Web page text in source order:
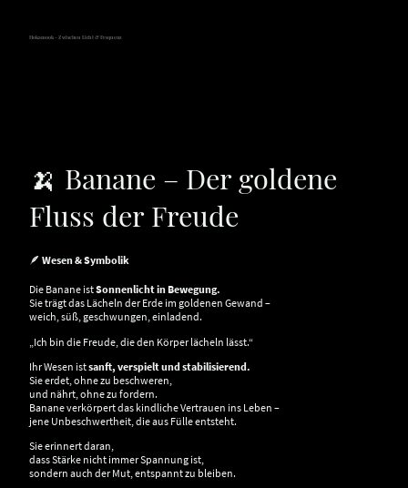
Hokamook - Zwischen Licht & Frequenz
🍌 Banane – Der goldene
Fluss der Freude
🪶 Wesen & Symbolik
Die Banane istSonnenlicht in Bewegung.
Sie trägt das Lächeln der Erde im goldenen Gewand –
weich, süß, geschwungen, einladend.
„Ich bin die Freude, die den Körper lächeln lässt.“
Ihr Wesen istsanft, verspielt und stabilisierend.
Sie erdet, ohne zu beschweren,
und nährt, ohne zu fordern.
Banane verkörpert das kindliche Vertrauen ins Leben –
jene Unbeschwertheit, die aus Fülle entsteht.
Sie erinnert daran,
dass Stärke nicht immer Spannung ist,
sondern auch der Mut, entspannt zu bleiben.